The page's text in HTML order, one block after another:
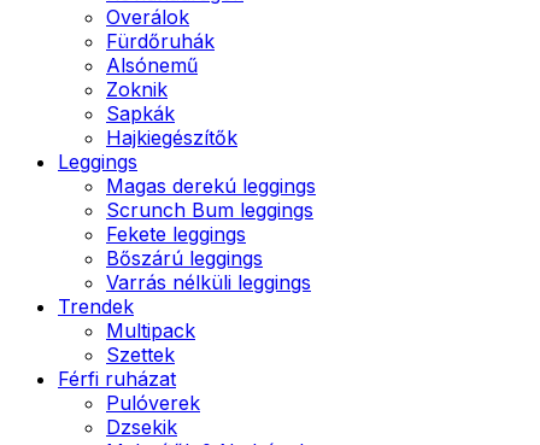
Overálok
Fürdőruhák
Alsónemű
Zoknik
Sapkák
Hajkiegészítők
Leggings
Magas derekú leggings
Scrunch Bum leggings
Fekete leggings
Bőszárú leggings
Varrás nélküli leggings
Trendek
Multipack
Szettek
Férfi ruházat
Pulóverek
Dzsekik